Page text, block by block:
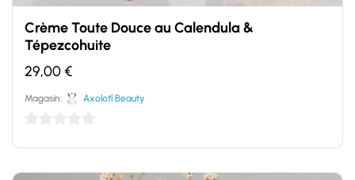
Crème Toute Douce au Calendula &
Tépezcohuite
29,00€
Magasin: Axolotl Beauty
5